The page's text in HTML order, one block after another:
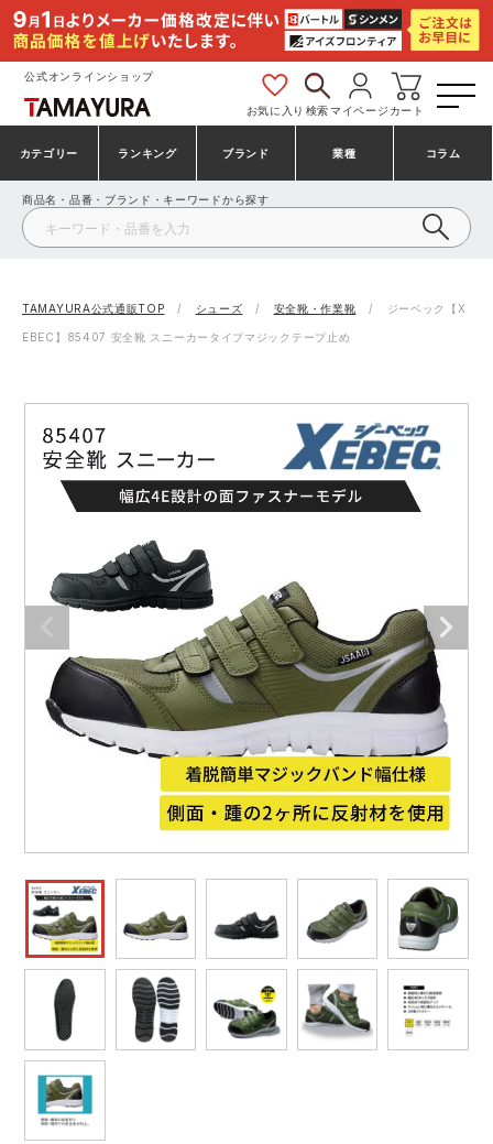
公式オンラインショップ
お気に入り 検索マイページ カート
カテゴリー
安全靴・作業靴
事務服・オフィスウェア
防寒着
作業用手袋
アウトドア・スポーツ
ワークスーツ
コンプレッションウェア
作業用ポロシャツ
安全保護具
レインウェア・カッパ
ヤッケ
作業用小物・アクセサリー
ランキング
安全靴ランキング
安全靴スニーカーランキング
アシックス安全靴ランキング
ミズノ安全靴ランキング
作業着ランキング
アウトドアウェアランキング
つなぎランキング
空調服ランキング
コンプレッションウェアランキング
作業用ポロシャツランキング
作業用手袋ランキング
レインウェアランキング
アイズフロンティア ランキング
ブランド
アシックス
プーマ コンバース（CONVERSE）
アイズフロンティア TSDESIGN
アイトス株式会社
桑和
山田辰 クレヒフク
マック
ボンマックス
GUSH FORCE
GDジャパン カーシーカシマ
シンメン 日進ゴム
ハイパーV
業種
建設・建築作業服
製造・工場作業服
大工・鳶作業服
農作業服
電気・設備作業服
自動車整備士作業服
DIY・日曜大工作業服
飲食店ユニフォーム
運送・倉庫作業服
清掃・ビルメンテ作業服
夜間・高視認性安全服
医療白衣・介護服
コラム
商品名・品番・ブランド・キーワードから探す
TAMAYURA公式通販TOP シューズ 安全靴・作業靴 ジーベック【X
EBEC】85407 安全靴 スニーカータイプマジックテープ止め